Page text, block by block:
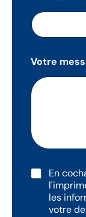
Votre
R
En
les
votre